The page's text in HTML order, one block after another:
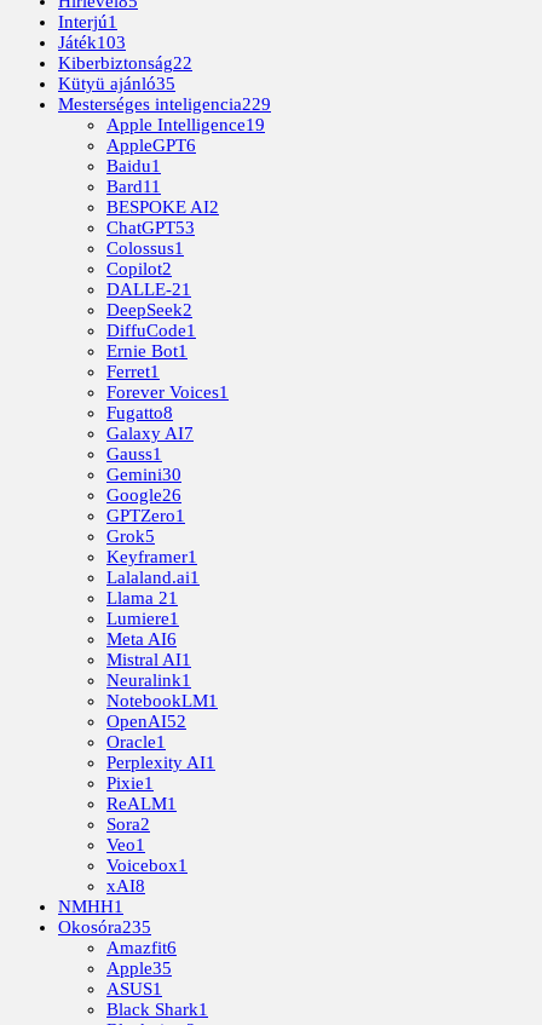
Interjú1
Játék103
Kiberbiztonság22
Kütyü ajánló35
Mesterséges inteligencia229
Apple Intelligence19
AppleGPT6
Baidu1
Bard11
BESPOKE AI2
ChatGPT53
Colossus1
Copilot2
DALLE-21
DeepSeek2
DiffuCode1
Ernie Bot1
Ferret1
Forever Voices1
Fugatto8
Galaxy AI7
Gauss1
Gemini30
Google26
GPTZero1
Grok5
Keyframer1
Lalaland.ai1
Llama 21
Lumiere1
Meta AI6
Mistral AI1
Neuralink1
NotebookLM1
OpenAI52
Oracle1
Perplexity AI1
Pixie1
ReALM1
Sora2
Veo1
Voicebox1
xAI8
NMHH1
Okosóra235
Amazfit6
Apple35
ASUS1
Black Shark1